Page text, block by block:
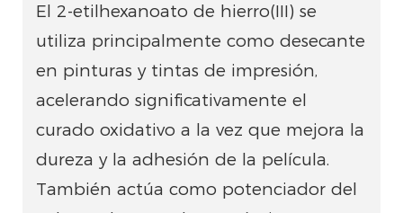
El 2-etilhexanoato de hierro(III) se
utiliza principalmente como desecante
en pinturas y tintas de impresión,
acelerando significativamente el
curado oxidativo a la vez que mejora la
dureza y la adhesión de la película.
También actúa como potenciador del